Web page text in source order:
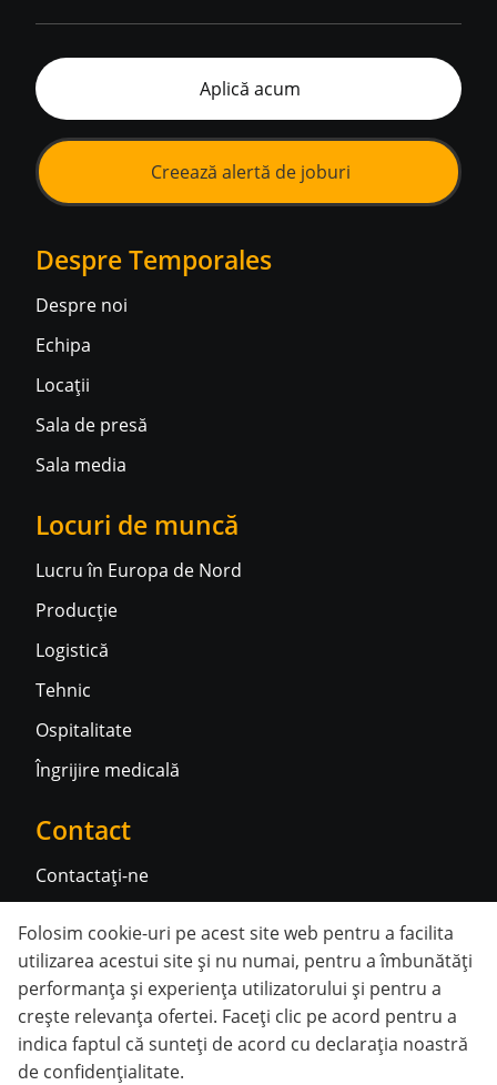
Aplică acum
Creează alertă de joburi
Despre Temporales
Despre noi
Echipa
Locații
Sala de presă
Sala media
Locuri de muncă
Lucru în Europa de Nord
Producție
Logistică
Tehnic
Ospitalitate
Îngrijire medicală
Contact
Contactați-ne
Rețele sociale
Folosim cookie-uri pe acest site web pentru a facilita
utilizarea acestui site și nu numai, pentru a îmbunătăți
performanța și experiența utilizatorului și pentru a
crește relevanța ofertei. Faceți clic pe acord pentru a
indica faptul că sunteți de acord cu declarația noastră
de confidențialitate.